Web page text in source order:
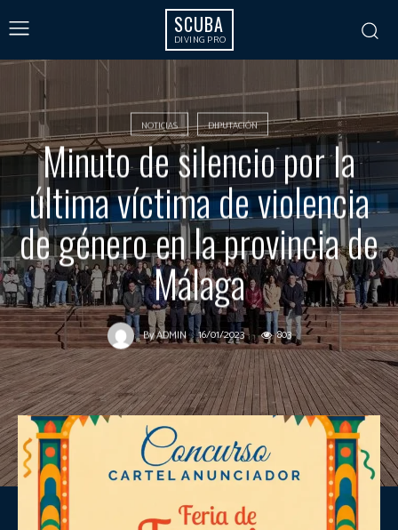
SCUBA
DIVING PRO
NOTICIAS DIPUTACIÓN
Minuto de silencio por la
última víctima de violencia
de género en la provincia de
Málaga
ByADMIN 16/01/2023 803